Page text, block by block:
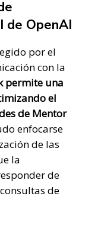
de OpenAI
por el
con la
permite una
el
de Mentor
enfocarse
de las
la
de
de